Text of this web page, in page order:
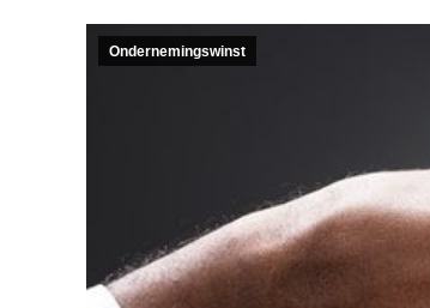
Ondernemingswinst